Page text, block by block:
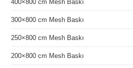
400×800 cm Mesh Baskı
300×800 cm Mesh Baskı
250×800 cm Mesh Baskı
200×800 cm Mesh Baskı